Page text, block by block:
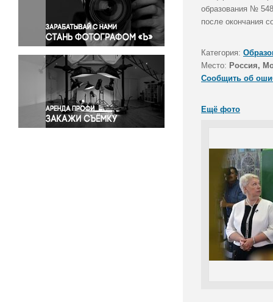
Правосудие
Происшествия и конфликты
Религия
Светская жизнь
Спорт
Экология
Экономика и бизнес
образования №
после окончания
Категория:
Место: Россия,
Сообщить об
Ещё фото